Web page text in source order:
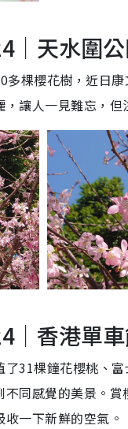
｜天水圍
多棵櫻花樹，近日
讓人一見難忘，
｜香港單
了31棵鐘花櫻桃、
不同感覺的美景。
一下新鮮的空氣。